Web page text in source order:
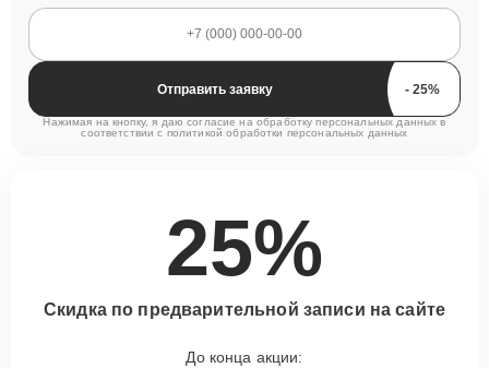
Отправить заявку
Нажимая на кнопку, я даю согласие на обработку персональных данных в
соответствии с политикой обработки персональных данных
25%
Скидка по предварительной записи на сайте
До конца акции: